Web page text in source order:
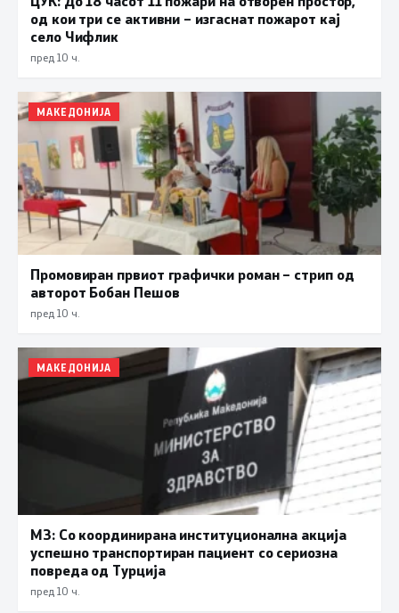
од кои три се активни – изгаснат пожарот кај
село Чифлик
пред 10 ч.
МАКЕДОНИЈА
Промовиран првиот графички роман – стрип од
авторот Бобан Пешов
пред 10 ч.
МАКЕДОНИЈА
МЗ: Со координирана институционална акција
успешно транспортиран пациент со сериозна
повреда од Турција
пред 10 ч.